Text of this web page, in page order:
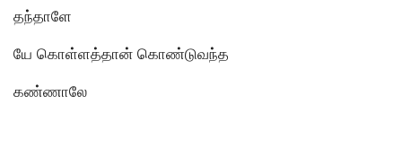
தந்தாளே
யே கொள்ளத்தான் கொண்டுவந்த
கண்ணாலே